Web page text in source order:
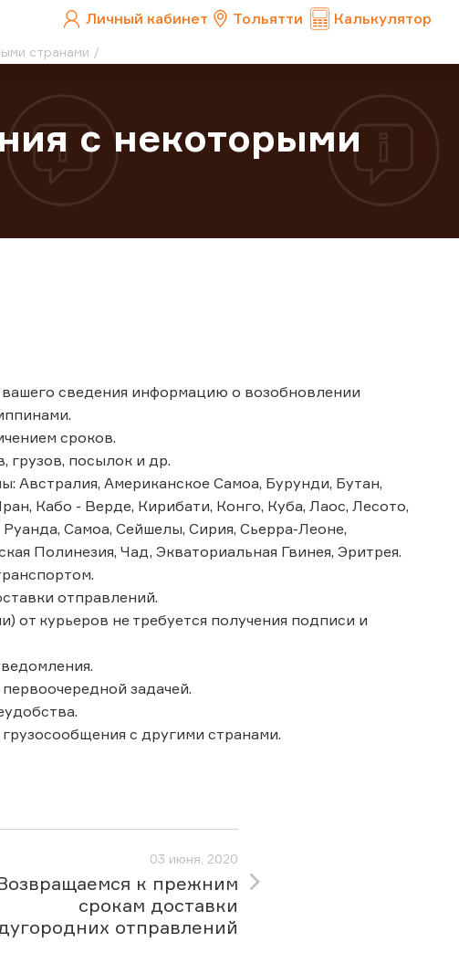
Личный кабинет Тольятти Калькулятор
странами
с некоторыми
сведения информацию о возобновлении
сроков.
грузов, посылок и др.
Австралия, Американское Самоа, Бурунди, Бутан,
Кабо - Верде, Кирибати, Конго, Куба, Лаос, Лесото,
Самоа, Сейшелы, Сирия, Сьерра-Леоне,
Полинезия, Чад, Экваториальная Гвинея, Эритрея.
отправлений.
от курьеров не требуется получения подписи и
задачей.
с другими странами.
03 июня, 2020
к прежним
срокам доставки
отправлений